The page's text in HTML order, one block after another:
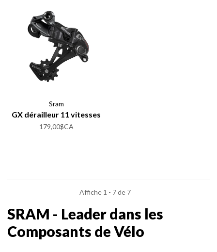
Sram
GX dérailleur 11 vitesses
179,00$CA
Affiche 1 - 7 de 7
SRAM - Leader dans les
Composants de Vélo